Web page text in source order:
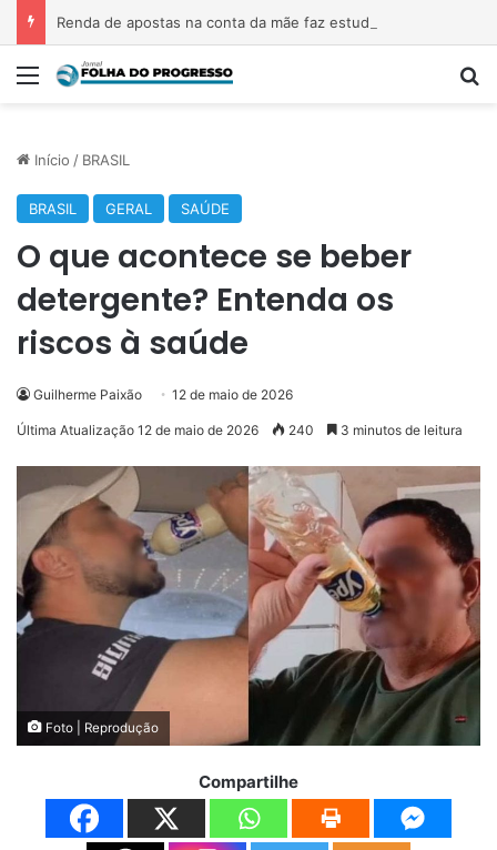
Menu
Início / BRASIL
BRASIL GERAL SAÚDE
O que acontece se beber
detergente? Entenda os
riscos à saúde
Guilherme Paixão 12 de maio de 2026
Última Atualização 12 de maio de 2026 240 3 minutos de leitura
Foto | Reprodução
Compartilhe